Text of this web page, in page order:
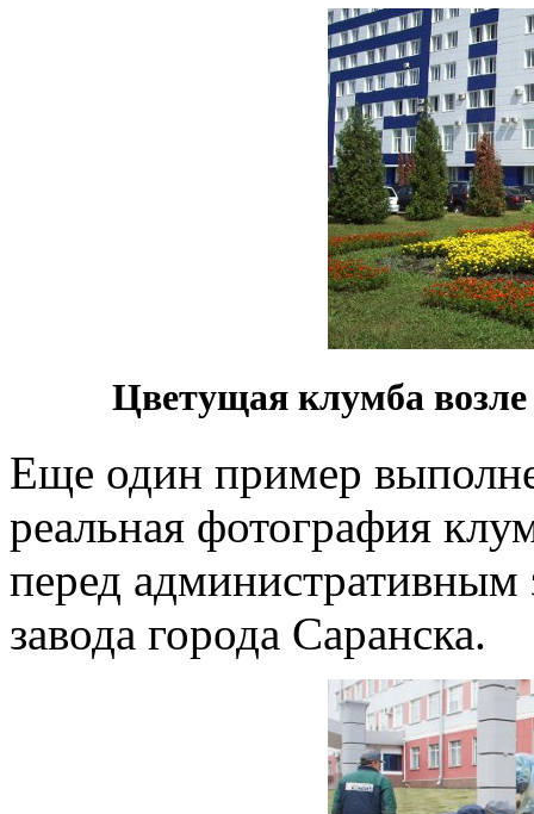
Цветущая клумба возле
Еще один пример
реальная фотография
перед административным
завода города Саранска.